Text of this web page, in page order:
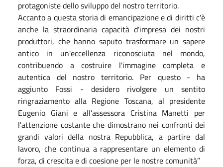
protagoniste dello sviluppo del nostro territorio.
Accanto a questa storia di emancipazione e di diritti c'è
anche la straordinaria capacità d'impresa dei nostri
produttori, che hanno saputo trasformare un sapere
antico in un'eccellenza riconosciuta nel mondo,
contribuendo a costruire l'immagine completa e
autentica del nostro territorio. Per questo - ha
aggiunto Fossi - desidero rivolgere un sentito
ringraziamento alla Regione Toscana, al presidente
Eugenio Giani e all'assessora Cristina Manetti per
l'attenzione costante che dimostrano nei confronti dei
grandi valori della nostra Repubblica, a partire dal
lavoro, che continua a rappresentare un elemento di
forza, di crescita e di coesione per le nostre comunità”